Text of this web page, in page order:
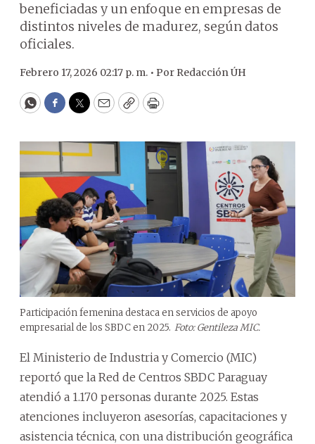
beneficiadas y un enfoque en empresas de
distintos niveles de madurez, según datos
oficiales.
Febrero 17, 2026 02:17 p. m. • Por Redacción ÚH
WhatsApp
Facebook
Twitter
EmailCopyPrint
Participación femenina destaca en servicios de apoyo
empresarial de los SBDC en 2025. Foto: Gentileza MIC.
El Ministerio de Industria y Comercio (MIC)
reportó que la Red de Centros SBDC Paraguay
atendió a 1.170 personas durante 2025. Estas
atenciones incluyeron asesorías, capacitaciones y
asistencia técnica, con una distribución geográfica